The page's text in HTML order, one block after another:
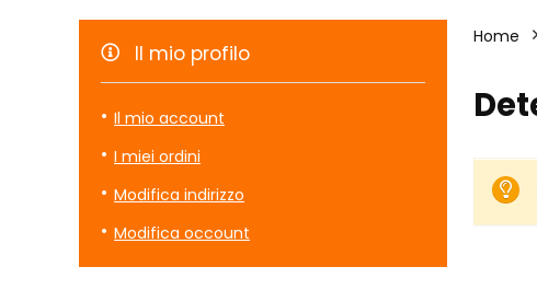
Il mio profilo
Il mio account
I miei ordini
Modifica indirizzo
Modifica occount
Home